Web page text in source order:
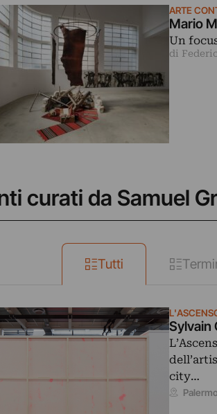
ARTE
Mario
Un
di
curati da Samuel
Tutti
Sylvain
city…